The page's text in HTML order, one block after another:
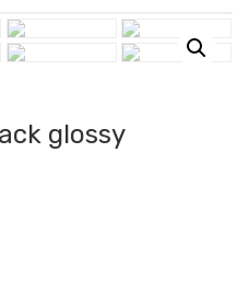
glossy